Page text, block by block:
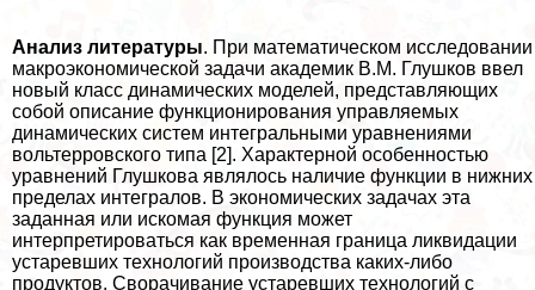
Анализ литературы. При математическом исследовании
макроэкономической задачи академик В.М. Глушков ввел
новый класс динамических моделей, представляющих
собой описание функционирования управляемых
динамических систем интегральными уравнениями
вольтерровского типа [2]. Хаpaктерной особенностью
уравнений Глушкова являлось наличие функции в нижних
пределах интегралов. В экономических задачах эта
заданная или искомая функция может
интерпретироваться как временная граница ликвидации
устаревших технологий производства каких-либо
продуктов. Сворачивание устаревших технологий с